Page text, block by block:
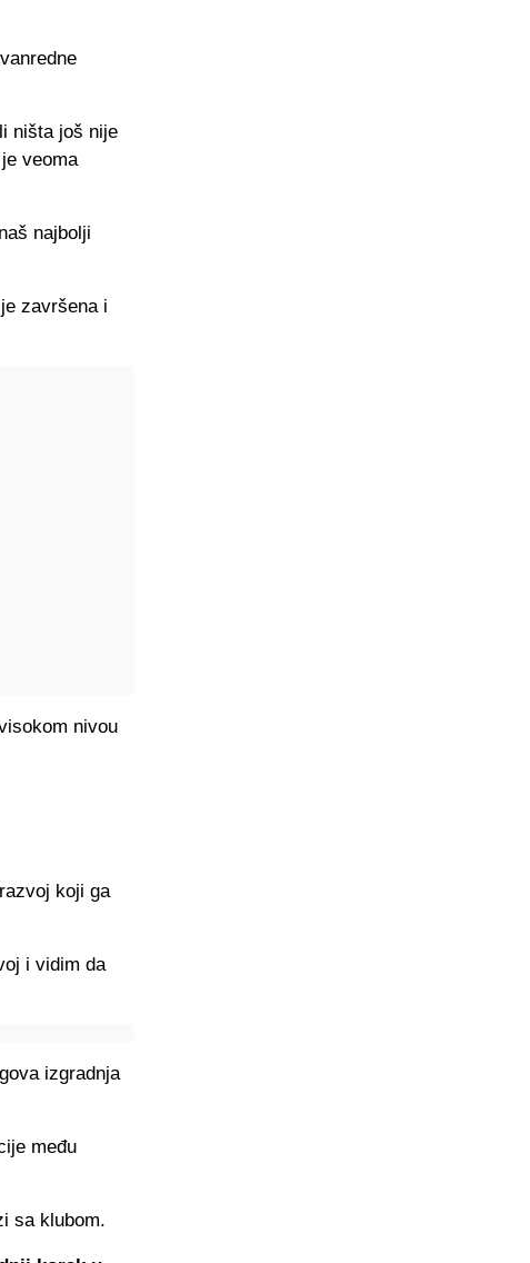
ništa još nije
veoma
najbolji
završena i
nivou
koji ga
i vidim da
izgradnja
među
sa klubom.